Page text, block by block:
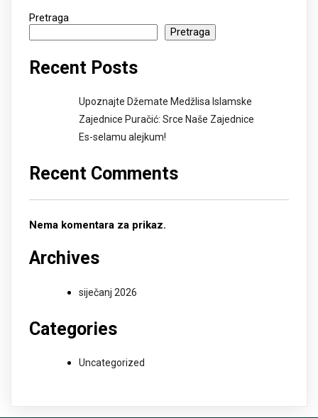
Pretraga
Pretraga
Recent Posts
Upoznajte Džemate Medžlisa Islamske
Zajednice Puračić: Srce Naše Zajednice
Es-selamu alejkum!
Recent Comments
Nema komentara za prikaz.
Archives
siječanj 2026
Categories
Uncategorized